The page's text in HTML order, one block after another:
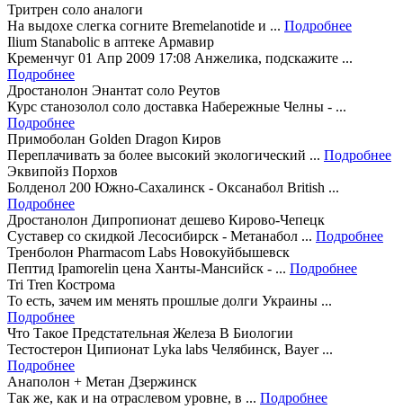
Тритрен соло аналоги
На выдохе слегка согните Bremelanotide и ... Подробнее
Ilium Stanabolic в аптеке Армавир
Кременчуг 01 Апр 2009 17:08 Анжелика, подскажите ...
Подробнее
Дростанолон Энантат соло Реутов
Курс станозолол соло доставка Набережные Челны - ...
Подробнее
Примоболан Golden Dragon Киров
Переплачивать за более высокий экологический ... Подробнее
Эквипойз Порхов
Болденол 200 Южно-Сахалинск - Оксанабол British ...
Подробнее
Дростанолон Дипропионат дешево Кирово-Чепецк
Суставер со скидкой Лесосибирск - Метанабол ... Подробнее
Тренболон Pharmacom Labs Новокуйбышевск
Пептид Ipamorelin цена Ханты-Мансийск - ... Подробнее
Tri Tren Кострома
То есть, зачем им менять прошлые долги Украины ...
Подробнее
Что Такое Предстательная Железа В Биологии
Тестостерон Ципионат Lyka labs Челябинск, Bayer ...
Подробнее
Анаполон + Метан Дзержинск
Так же, как и на отраслевом уровне, в ... Подробнее